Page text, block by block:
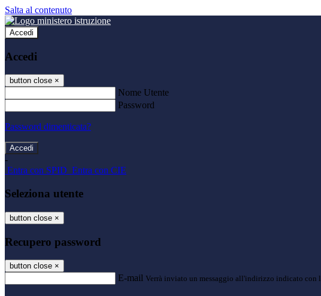
Salta al contenuto
Accedi
Accedi
button close ×
Nome Utente
Password
Password dimenticata?
-
Entra con SPID Entra con CIE
Seleziona utente
button close ×
Recupero password
button close ×
E-mail Verrà inviato un messaggio all'indirizzo indicato con